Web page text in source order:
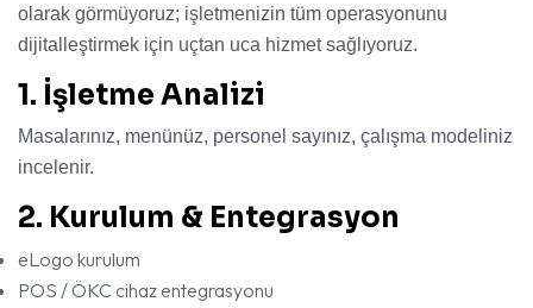
olarak görmüyoruz; işletmenizin tüm operasyonunu
dijitalleştirmek için uçtan uca hizmet sağlıyoruz.
1. İşletme Analizi
Masalarınız, menünüz, personel sayınız, çalışma modeliniz
incelenir.
2. Kurulum & Entegrasyon
eLogo kurulum
POS / ÖKC cihaz entegrasyonu